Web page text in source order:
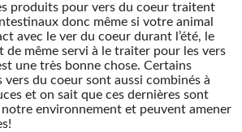
produits pour vers du coeur traitent
donc même si votre animal
avec le ver du coeur durant l’été, le
même servi à le traiter pour les vers
une très bonne chose. Certains
du coeur sont aussi combinés à
et on sait que ces dernières sont
environnement et peuvent amener